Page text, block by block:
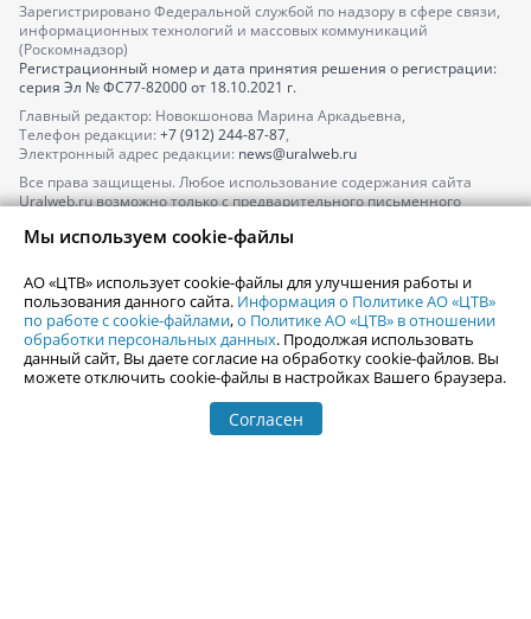
Зарегистрировано Федеральной службой по надзору в сфере связи,
информационных технологий и массовых коммуникаций
(Роскомнадзор)
Регистрационный номер и дата принятия решения о регистрации:
серия Эл № ФС77-82000от 18.10.2021 г.
Главный редактор: Новокшонова Марина Аркадьевна,
Телефон редакции: +7 (912) 244-87-87,
Электронный адрес редакции: news@uralweb.ru
Все права защищены. Любое использование содержания сайта
Uralweb.ru возможно только с предварительного письменного
По вопросам размещения рекламы обращайтесь по тел.
По вопросам размещения информации в разделе «Афиша»
afisha@uralweb.ru
Пользовательское соглашение на использование сайта
Политика АО «ЦТВ» в отношении обработки персональных данных
Мы используем cookie-файлы
АО «ЦТВ» использует cookie-файлы для улучшения работы и
пользования данного сайта. Информация о Политике АО «ЦТВ»
по работе с cookie-файлами,о Политике АО «ЦТВ» в отношении
обработки персональных данных. Продолжая использовать
данный сайт, Вы даете согласие на обработку cookie-файлов. Вы
можете отключить cookie-файлы в настройках Вашего браузера.
Согласен